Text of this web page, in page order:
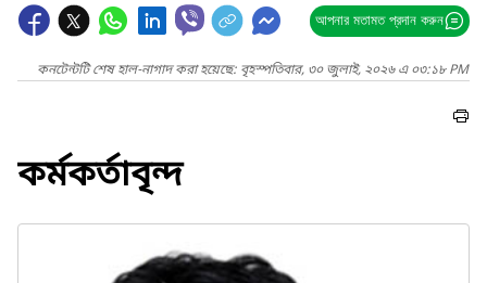
আপনার মতামত প্রদান করুন
কনটেন্টটি শেষ হাল-নাগাদ করা হয়েছে: বৃহস্পতিবার, ৩০ জুলাই, ২০২৬ এ ০৩:১৮ PM
কর্মকর্তাবৃন্দ